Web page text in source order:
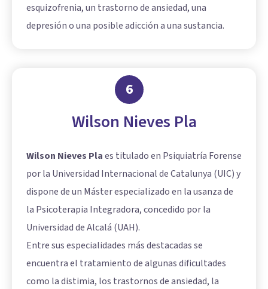
esquizofrenia, un trastorno de ansiedad, una
depresión o una posible adicción a una sustancia.
6
Wilson Nieves Pla
Wilson Nieves Plaes titulado en Psiquiatría Forense
por la Universidad Internacional de Catalunya (UIC) y
dispone de un Máster especializado en la usanza de
la Psicoterapia Integradora, concedido por la
Universidad de Alcalá (UAH).
Entre sus especialidades más destacadas se
encuentra el tratamiento de algunas dificultades
como la distimia, los trastornos de ansiedad, la